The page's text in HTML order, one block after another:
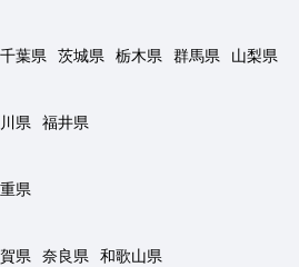
千葉県 茨城県 栃木県 群馬県
山梨県
県
福井県
県
県 奈良県
和歌山県